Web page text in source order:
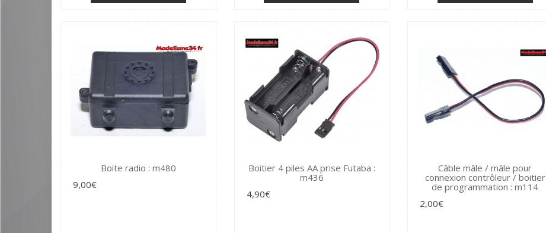
Boite radio : m480
9,00€
Boitier 4 piles AA prise Futaba :
m436
4,90€
Câble mâle / mâle pour
connexion contrôleur / boitier
de programmation : m114
2,00€